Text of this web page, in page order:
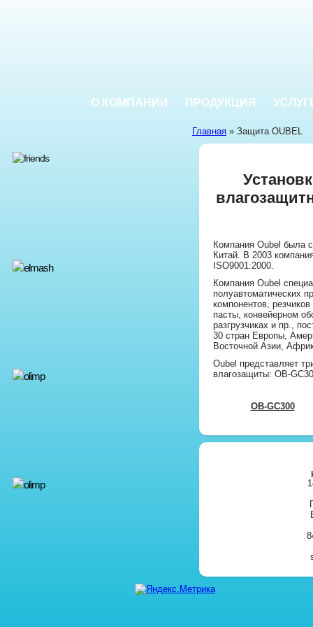
О КОМПАНИИ ПРОДУКЦИЯ
Главная » Защита OUBEL
Компания Oubel была
Китай. В 2003
ISO9001:2000.
Компания Oubel
полуавтоматических
компонентов,
пасты, конвейерном
разгрузчиках и пр.,
30 стран Европы,
Восточной Азии,
Oubel представляет
влагозащиты: OB-
OB-GC300